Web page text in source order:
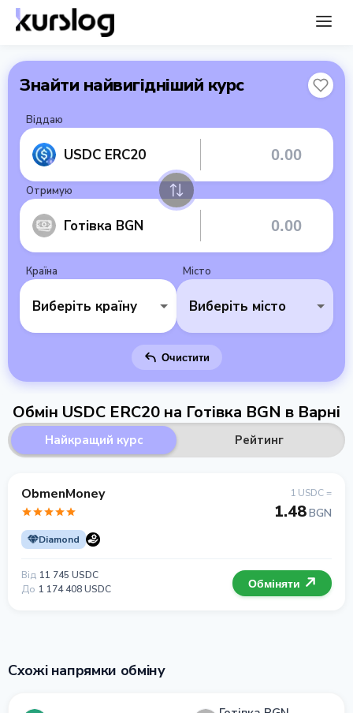
Знайти найвигідніший курс
Віддаю
USDC ERC20
Отримую
Готівка BGN
Країна
Виберіть країну
Місто
Виберіть місто
Очистити
Обмін USDC ERC20 на Готівка BGN в Варні
Найкращий курс Рейтинг
ObmenMoney
Diamond
1 USDC =
1.48BGN
Від 11 745 USDC
До 1 174 408 USDC Обміняти
Схожі напрямки обміну